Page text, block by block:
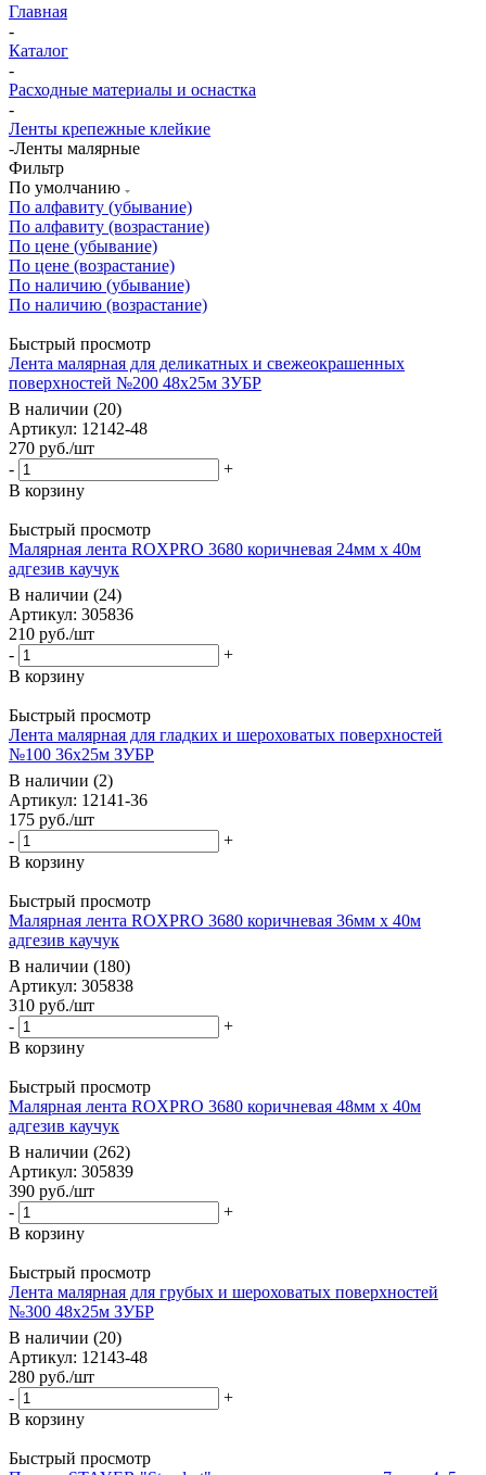
Главная
-
Каталог
-
Расходные материалы и оснастка
-
Ленты крепежные клейкие
-Ленты малярные
Фильтр
По умолчанию
По алфавиту (убывание)
По алфавиту (возрастание)
По цене (убывание)
По цене (возрастание)
По наличию (убывание)
По наличию (возрастание)
Быстрый просмотр
Лента малярная для деликатных и свежеокрашенных
поверхностей №200 48х25м ЗУБР
В наличии (20)
Артикул: 12142-48
270 руб./шт
-
+
В корзину
Быстрый просмотр
Малярная лента ROXPRO 3680 коричневая 24мм х 40м
адгезив каучук
В наличии (24)
Артикул: 305836
210 руб./шт
-
+
В корзину
Быстрый просмотр
Лента малярная для гладких и шероховатых поверхностей
№100 36х25м ЗУБР
В наличии (2)
Артикул: 12141-36
175 руб./шт
-
+
В корзину
Быстрый просмотр
Малярная лента ROXPRO 3680 коричневая 36мм х 40м
адгезив каучук
В наличии (180)
Артикул: 305838
310 руб./шт
-
+
В корзину
Быстрый просмотр
Малярная лента ROXPRO 3680 коричневая 48мм х 40м
адгезив каучук
В наличии (262)
Артикул: 305839
390 руб./шт
-
+
В корзину
Быстрый просмотр
Лента малярная для грубых и шероховатых поверхностей
№300 48х25м ЗУБР
В наличии (20)
Артикул: 12143-48
280 руб./шт
-
+
В корзину
Быстрый просмотр